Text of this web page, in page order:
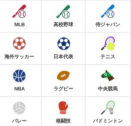
MLB 高校野球 侍ジャパン
海外サッカー 日本代表 テニス
NBA ラグビー 中央競馬
バレー 格闘技 バドミントン